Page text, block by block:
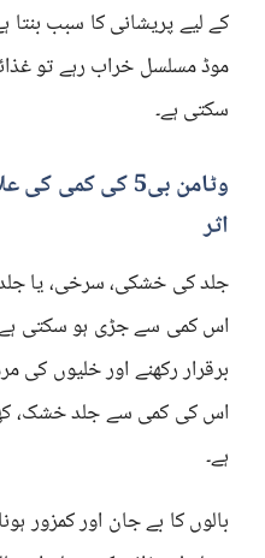
کے لیے پریشانی کا سبب
موڈ مسلسل خراب رہے تو
سکتی ہے۔
وٹامن بی5 کی
اثر
برقرار رکھنے اور خلیوں کی
اس کی کمی سے جلد خشک،
ہے۔
بالوں کا بے جان اور کمزور